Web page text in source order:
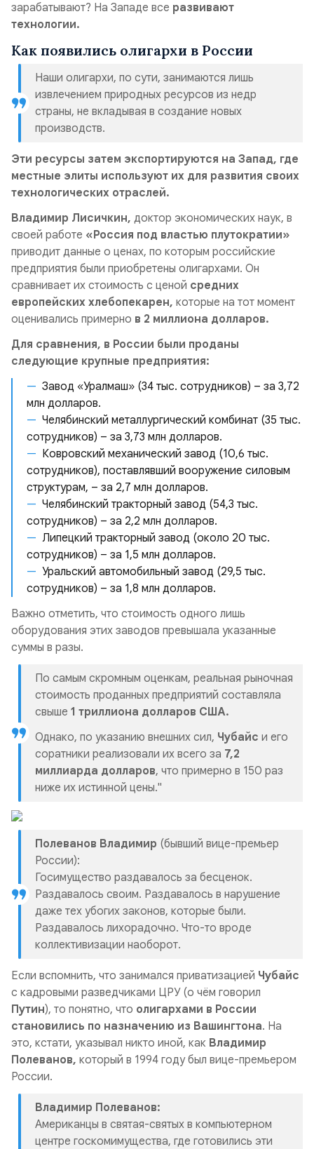
зарабатывают? На Западе все развивают
технологии.
Как появились олигархи в России
Наши олигархи, по сути, занимаются лишь
извлечением природных ресурсов из недр
страны, не вкладывая в создание новых
производств.
Эти ресурсы затем экспортируются на Запад, где
местные элиты используют их для развития своих
технологических отраслей.
Владимир Лисичкин, доктор экономических наук, в
своей работе «Россия под властью плутократии»
приводит данные о ценах, по которым российские
предприятия были приобретены олигархами. Он
сравнивает их стоимость с ценой средних
европейских хлебопекарен, которые на тот момент
оценивались примерно в 2 миллиона долларов.
Для сравнения, в России были проданы
следующие крупные предприятия:
Завод «Уралмаш» (34 тыс. сотрудников) – за 3,72
млн долларов.
Челябинский металлургический комбинат (35 тыс.
сотрудников) – за 3,73 млн долларов.
Ковровский механический завод (10,6 тыс.
сотрудников), поставлявший вооружение силовым
структурам, – за 2,7 млн долларов.
Челябинский тракторный завод (54,3 тыс.
сотрудников) – за 2,2 млн долларов.
Липецкий тракторный завод (около 20 тыс.
сотрудников) – за 1,5 млн долларов.
Уральский автомобильный завод (29,5 тыс.
сотрудников) – за 1,8 млн долларов.
Важно отметить, что стоимость одного лишь
оборудования этих заводов превышала указанные
суммы в разы.
По самым скромным оценкам, реальная рыночная
стоимость проданных предприятий составляла
свыше 1 триллиона долларов США.
Однако, по указанию внешних сил, Чубайс и его
соратники реализовали их всего за 7,2
миллиарда долларов, что примерно в 150 раз
ниже их истинной цены."
Полеванов Владимир (бывший вице-премьер
России):
Госимущество раздавалось за бесценок.
Раздавалось своим. Раздавалось в нарушение
даже тех убогих законов, которые были.
Раздавалось лихорадочно. Что-то вроде
коллективизации наоборот.
Если вспомнить, что занимался приватизацией Чубайс
с кадровыми разведчиками ЦРУ (о чём говорил
Путин), то понятно, что олигархами в России
становились по назначению из Вашингтона. На
это, кстати, указывал никто иной, как Владимир
Полеванов, который в 1994 году был вице-премьером
России.
Владимир Полеванов:
Американцы в святая-святых в компьютерном
центре госкомимущества, где готовились эти